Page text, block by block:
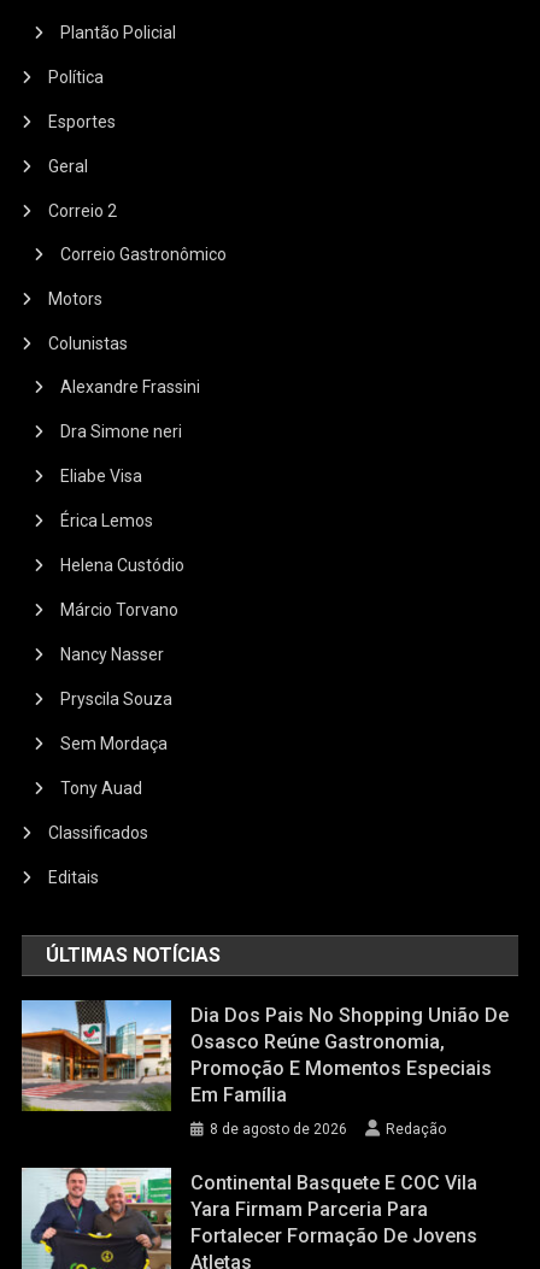
Plantão Policial
Política
Esportes
Geral
Correio 2
Correio Gastronômico
Motors
Colunistas
Alexandre Frassini
Dra Simone neri
Eliabe Visa
Érica Lemos
Helena Custódio
Márcio Torvano
Nancy Nasser
Pryscila Souza
Sem Mordaça
Tony Auad
Classificados
Editais
ÚLTIMAS NOTÍCIAS
Dia Dos Pais No Shopping União De
Osasco Reúne Gastronomia,
Promoção E Momentos Especiais
Em Família
8 de agosto de 2026 Redação
Continental Basquete E COC Vila
Yara Firmam Parceria Para
Fortalecer Formação De Jovens
Atletas